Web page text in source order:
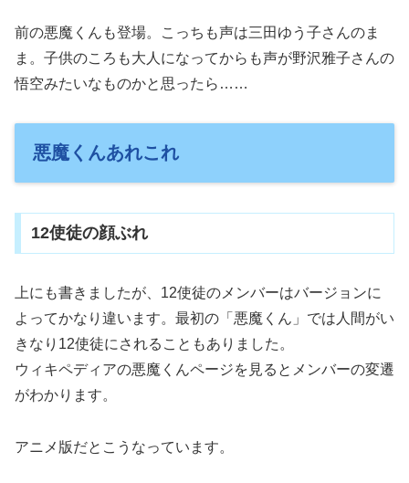
前の悪魔くんも登場。こっちも声は三田ゆう子さんのま
ま。子供のころも大人になってからも声が野沢雅子さんの
悟空みたいなものかと思ったら……
悪魔くんあれこれ
12使徒の顔ぶれ
上にも書きましたが、12使徒のメンバーはバージョンに
よってかなり違います。最初の「悪魔くん」では人間がい
きなり12使徒にされることもありました。
ウィキペディアの悪魔くんページを見るとメンバーの変遷
がわかります。
アニメ版だとこうなっています。